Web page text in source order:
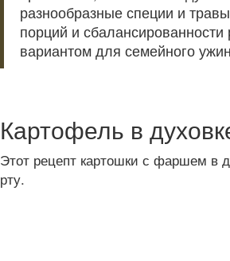
разнообразные специи и
порций и
вариантом для семейного
Картофель в
Этот рецепт картошки с фаршем в
рту.